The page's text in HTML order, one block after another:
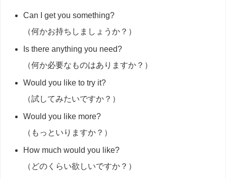
Can I get you something?
（何かお持ちしましょうか？）
Is there anything you need?
（何か必要なものはありますか？）
Would you like to try it?
（試してみたいですか？）
Would you like more?
（もっといりますか？）
How much would you like?
（どのくらい欲しいですか？）